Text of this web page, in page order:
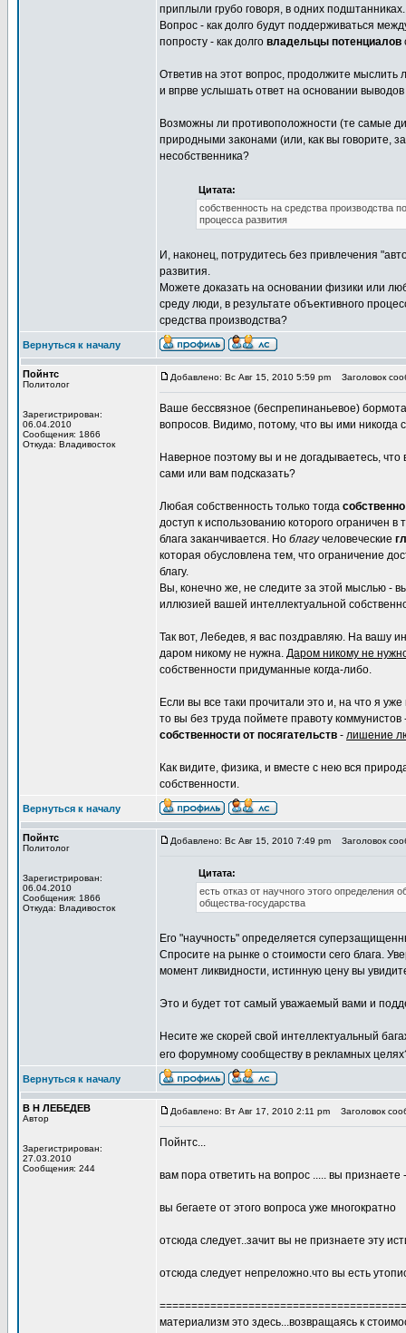
приплыли грубо говоря, в одних подштанниках.
Вопрос - как долго будут поддерживаться
попросту - как долго владельцы потенциалов
Ответив на этот вопрос, продолжите мыслить
и впрве услышать ответ на основании
Возможны ли противоположности (те самые
природными законами (или, как вы говорите,
несобственника?
Цитата:
собственность на средства производства
процесса развития
И, наконец, потрудитесь без привлечения
развития.
Можете доказать на основании физики или
среду люди, в результате объективного
средства производства?
Вернуться к началу
Пойнтс
Политолог
Зарегистрирован:
06.04.2010
Сообщения: 1866
Откуда: Владивосток
Добавлено: Вс Авг 15, 2010 5:59 pm Заголовок
Ваше бессвязное (беспрепинаньевое)
вопросов. Видимо, потому, что вы ими никогда
Наверное поэтому вы и не догадываетесь,
сами или вам подсказать?
Любая собственность только тогда
доступ к использованию которого ограничен
блага заканчивается. Но благучеловеческие
которая обусловлена тем, что ограничение
благу.
Вы, конечно же, не следите за этой мыслью -
иллюзией вашей интеллектуальной
Так вот, Лебедев, я вас поздравляю. На вашу
даром никому не нужна. Даром никому не
собственности придуманные когда-либо.
Если вы все таки прочитали это и, на что я
то вы без труда поймете правоту
собственности от посягательств - лишение
Как видите, физика, и вместе с нею вся
собственности.
Вернуться к началу
Пойнтс
Политолог
Зарегистрирован:
06.04.2010
Сообщения: 1866
Откуда: Владивосток
Добавлено: Вс Авг 15, 2010 7:49 pm Заголовок
Цитата:
есть отказ от научного этого определения
общества-государства
Его "научность" определяется
Спросите на рынке о стоимости сего блага.
момент ликвидности, истинную цену вы
Это и будет тот самый уважаемый вами и
Несите же скорей свой интеллектуальный
его форумному сообществу в рекламных
Вернуться к началу
В Н ЛЕБЕДЕВ
Автор
Зарегистрирован:
27.03.2010
Сообщения: 244
Добавлено: Вт Авг 17, 2010 2:11 pm Заголовок
Пойнтс...
вам пора ответить на вопрос ..... вы признаете
вы бегаете от этого вопроса уже многократно
отсюда следует..зачит вы не признаете эту
отсюда следует непреложно.что вы есть
материализм это здесь...возвращаясь к